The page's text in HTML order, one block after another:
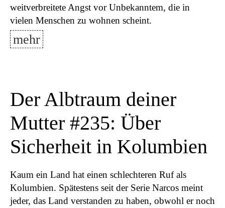
weitverbreitete Angst vor Unbekanntem, die in
vielen Menschen zu wohnen scheint.
mehr
Der Albtraum deiner
Mutter #235: Über
Sicherheit in Kolumbien
Kaum ein Land hat einen schlechteren Ruf als
Kolumbien. Spätestens seit der Serie Narcos meint
jeder, das Land verstanden zu haben, obwohl er noch